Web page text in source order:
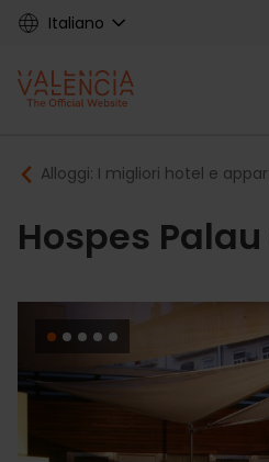
Skip
content
Italiano
Main
navigation
Breadcrumb
Alloggi: I migliori hotel e
Hospes